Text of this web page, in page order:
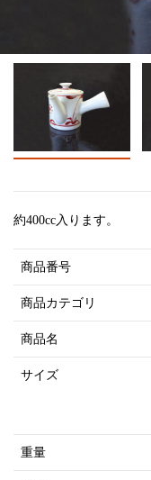
約400cc入ります。
商品番号
商品カテゴリ
商品名
サイズ
重量